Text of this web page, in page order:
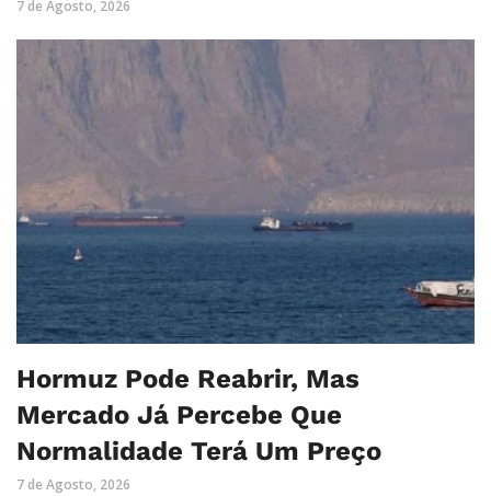
7 de Agosto, 2026
Hormuz Pode Reabrir, Mas
Mercado Já Percebe Que
Normalidade Terá Um Preço
7 de Agosto, 2026